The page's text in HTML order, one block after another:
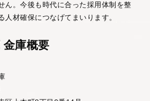
込
営業
プラットフォーム
ん。今後も時代に合った採用体制を整
人材確保につなげてまいります。
金庫概要